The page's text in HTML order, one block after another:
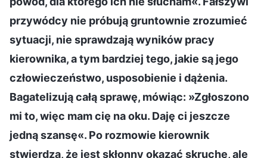
przywódcy nie próbują gruntownie zrozumieć
sytuacji, nie sprawdzają wyników pracy
kierownika, a tym bardziej tego, jakie są jego
człowieczeństwo, usposobienie i dążenia.
Bagatelizują całą sprawę, mówiąc: »Zgłoszono
mi to, więc mam cię na oku. Daję ci jeszcze
jedną szansę«. Po rozmowie kierownik
stwierdza, że jest skłonny okazać skruchę, ale